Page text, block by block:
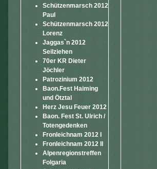
Schützenmarsch 2012
Paul
Schützenmarsch 2012
Lorenz
Jaggas`n 2012
Seilziehen
70er KR Dieter
Jöchler
Patrozinium 2012
Baon.Fest Haiming
und Ötztal
Herz Jesu Feuer 2012
Baon. Fest St. Ulrich /
Totengedenken
Fronleichnam 2012 I
Fronleichnam 2012 II
Alpenregionstreffen
Folgaria